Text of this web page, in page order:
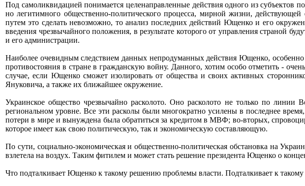
Под самоликвидацией понимается целенаправленные действия одного из субъектов
но легитимного общественно-политического процесса, мирной жизни,
путем это сделать невозможно, то анализ последних действий Ющенко и его
введения чрезвычайного положения, в результате которого от управления страной
и его администрации.
Наиболее очевидным следствием данных непродуманных действия Ющенко, особенно
противостояния в стране в гражданскую войну. Данного, хотим особо отметить -
случае, если Ющенко сможет изолировать от общества и своих активных
Януковича, а также их ближайшее окружение.
Украинское общество чрезвычайно расколото. Оно расколото не только по
региональном уровне. Все эти расколы были многократно усилены в последнее
потери в мире и вынуждена была обратиться за кредитом в МВФ; во-вторых,
которое имеет как свою политическую, так и экономическую составляющую.
По сути, социально-экономическая и общественно-политическая обстановка на
взлетела на воздух. Таким фитилем и может стать решение президента Ющенко о
Что подталкивает Ющенко к такому решению проблемы власти. Подталкивает к